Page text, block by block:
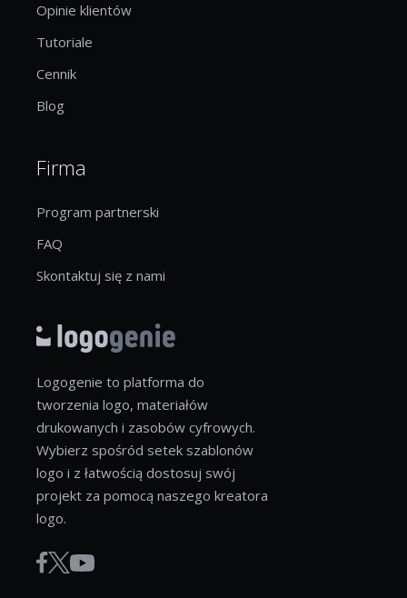
Opinie klientów
Tutoriale
Cennik
Blog
Firma
Program partnerski
FAQ
Skontaktuj się z nami
Logogenie to platforma do
tworzenia logo, materiałów
drukowanych i zasobów cyfrowych.
Wybierz spośród setek szablonów
logo i z łatwością dostosuj swój
projekt za pomocą naszego kreatora
logo.